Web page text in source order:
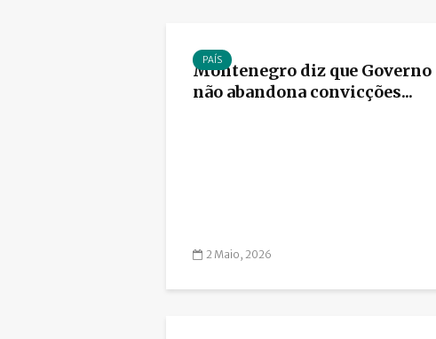
PAÍS
Montenegro diz que Governo
não abandona convicções...
2 Maio, 2026